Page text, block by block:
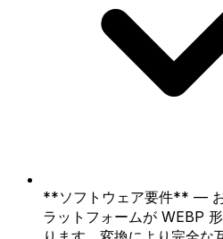
**ソフトウェア要件** —
ラットフォームが WEBP